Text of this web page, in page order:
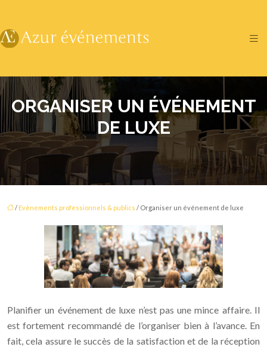
ORGANISER UN ÉVÉNEMENT
DE LUXE
/ Evènements professionnels & publics / Organiser un événement de luxe
Planifier un événement de luxe n’est pas une mince affaire. Il
est fortement recommandé de l’organiser bien à l’avance. En
fait, cela assure le succès de la satisfaction et de la réception